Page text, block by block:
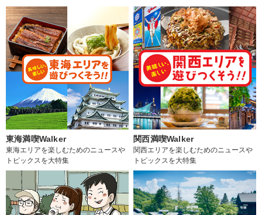
東海満喫Walker
東海エリアを楽しむためのニュースや
トピックスを大特集
関西満喫Walker
関西エリアを楽しむためのニュースや
トピックスを大特集